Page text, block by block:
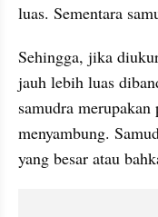
luas. Sementara
Sehingga, jika
jauh lebih luas
samudra
menyambung.
yang besar atau